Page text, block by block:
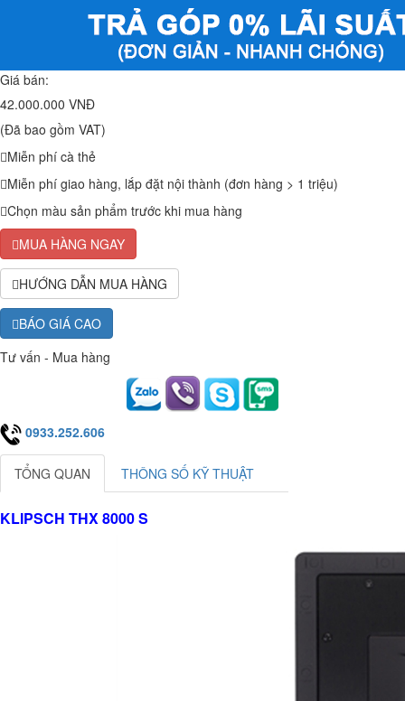
Giá bán:
42.000.000 VNĐ
(Đã bao gồm VAT)
Miễn phí cà thẻ
Miễn phí giao hàng, lắp đặt nội thành (đơn hàng > 1 triệu)
Chọn màu sản phẩm trước khi mua hàng
MUA HÀNG NGAY
HƯỚNG DẪN MUA HÀNG
BÁO GIÁ CAO
Tư vấn - Mua hàng
0933.252.606
TỔNG QUAN THÔNG SỐ KỸ THUẬT
KLIPSCH THX 8000 S